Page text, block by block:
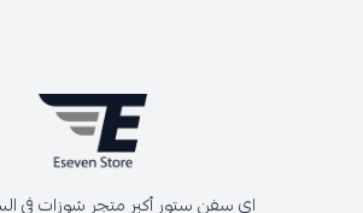
اي سفن ستور أكبر متجر شوزات في